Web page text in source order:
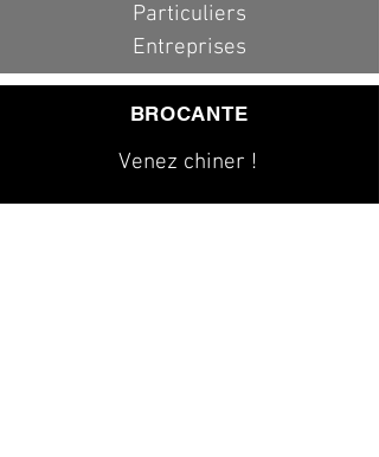
Particuliers
Entreprises
BROCANTE
Venez chiner !